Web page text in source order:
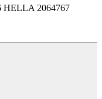
HELLA 2064767